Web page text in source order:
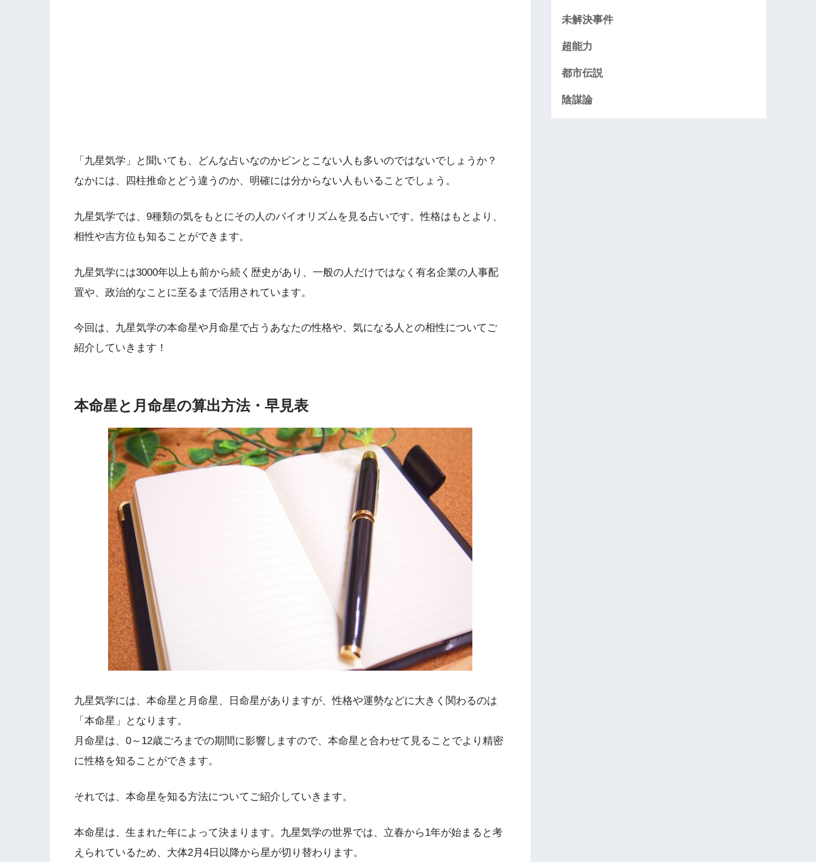
「九星気学」と聞いても、どんな占いなのかピンとこない人も多いのではないでしょうか？
なかには、四柱推命とどう違うのか、明確には分からない人もいることでしょう。
九星気学では、9種類の気をもとにその人のバイオリズムを見る占いです。性格はもとより、
相性や吉方位も知ることができます。
九星気学には3000年以上も前から続く歴史があり、一般の人だけではなく有名企業の人事配
置や、政治的なことに至るまで活用されています。
今回は、九星気学の本命星や月命星で占うあなたの性格や、気になる人との相性についてご
紹介していきます！
本命星と月命星の算出方法・早見表
九星気学には、本命星と月命星、日命星がありますが、性格や運勢などに大きく関わるのは
「本命星」となります。
月命星は、0～12歳ごろまでの期間に影響しますので、本命星と合わせて見ることでより精密
に性格を知ることができます。
それでは、本命星を知る方法についてご紹介していきます。
本命星は、生まれた年によって決まります。九星気学の世界では、立春から1年が始まると考
えられているため、大体2月4日以降から星が切り替わります。
未解決事件
超能力
都市伝説
陰謀論